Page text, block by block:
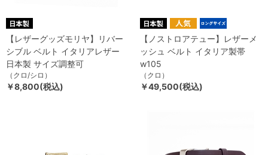
【レザーグッズモリヤ】リバー
シブル ベルト イタリアレザー
日本製 サイズ調整可
（クロ/シロ）
￥8,800(税込)
【ノストロアテュー】レザーメ
ッシュ ベルト イタリア製帯
w105
（クロ）
￥49,500(税込)